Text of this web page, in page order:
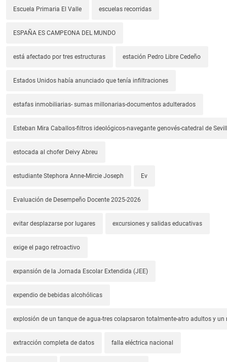
Escuela Primaria El Valle escuelas recorridas
ESPAÑA ES CAMPEONA DEL MUNDO
está afectado por tres estructuras estación Pedro Libre Cedeño
Estados Unidos había anunciado que tenía infiltraciones
estafas inmobiliarias- sumas millonarias-documentos adulterados
Esteban Mira Caballos-filtros ideológicos-navegante genovés-catedral de
estocada al chofer Deivy Abreu
estudiante Stephora Anne-Mircie Joseph Ev
Evaluación de Desempeño Docente 2025-2026
evitar desplazarse por lugares excursiones y salidas educativas
exige el pago retroactivo
expansión de la Jornada Escolar Extendida (JEE)
expendio de bebidas alcohólicas
explosión de un tanque de agua-tres colapsaron totalmente-atro adultos y un
extracción completa de datos falla eléctrica nacional